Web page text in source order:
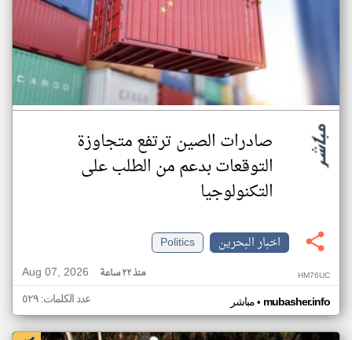
صادرات الصين ترتفع متجاوزة
التوقعات بدعم من الطلب على
التكنولوجيا
اخبار البحرين
Politics
Aug 07, 2026
منذ ٢٢ ساعة HM76UC
مباشر• mubasher.info عدد الكلمات: ٥٢٩